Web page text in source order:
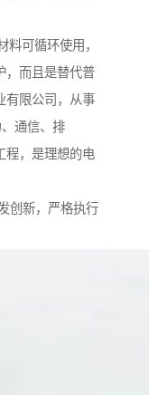
料可循环使用，
，而且是替代普
有限公司，从事
通信、排
程，是理想的电
创新，严格执行